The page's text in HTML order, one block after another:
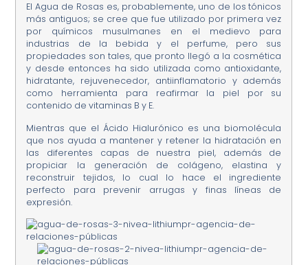
El Agua de Rosas es, probablemente, uno de los tónicos
más antiguos; se cree que fue utilizado por primera vez
por químicos musulmanes en el medievo para
industrias de la bebida y el perfume, pero sus
propiedades son tales, que pronto llegó a la cosmética
y desde entonces ha sido utilizada como antioxidante,
hidratante, rejuvenecedor, antiinflamatorio y además
como herramienta para reafirmar la piel por su
contenido de vitaminas B y E.
Mientras que el Ácido Hialurónico es una biomolécula
que nos ayuda a mantener y retener la hidratación en
las diferentes capas de nuestra piel, además de
propiciar la generación de colágeno, elastina y
reconstruir tejidos, lo cual lo hace el ingrediente
perfecto para prevenir arrugas y finas líneas de
expresión.